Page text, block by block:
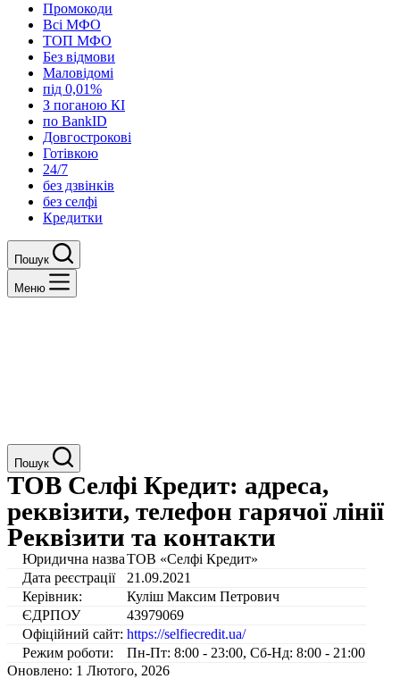
Промокоди
Всі МФО
ТОП МФО
Без відмови
Маловідомі
під 0,01%
З поганою КІ
по BankID
Довгострокові
Готівкою
24/7
без дзвінків
без селфі
Кредитки
Пошук
Меню
Пошук
ТОВ Селфі Кредит: адреса,
реквізити, телефон гарячої лінії
Реквізити та контакти
Юридична назваТОВ «Селфі Кредит»
Дата реєстрації
21.09.2021
Керівник:
Куліш Максим Петрович
ЄДРПОУ
43979069
Офіційний сайт: https://selfiecredit.ua/
Режим роботи:
Пн-Пт: 8:00 - 23:00, Сб-Нд: 8:00 - 21:00
Оновлено: 1 Лютого, 2026